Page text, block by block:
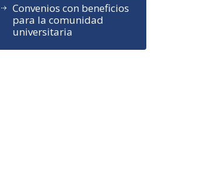
Convenios con beneficios
para la comunidad
universitaria